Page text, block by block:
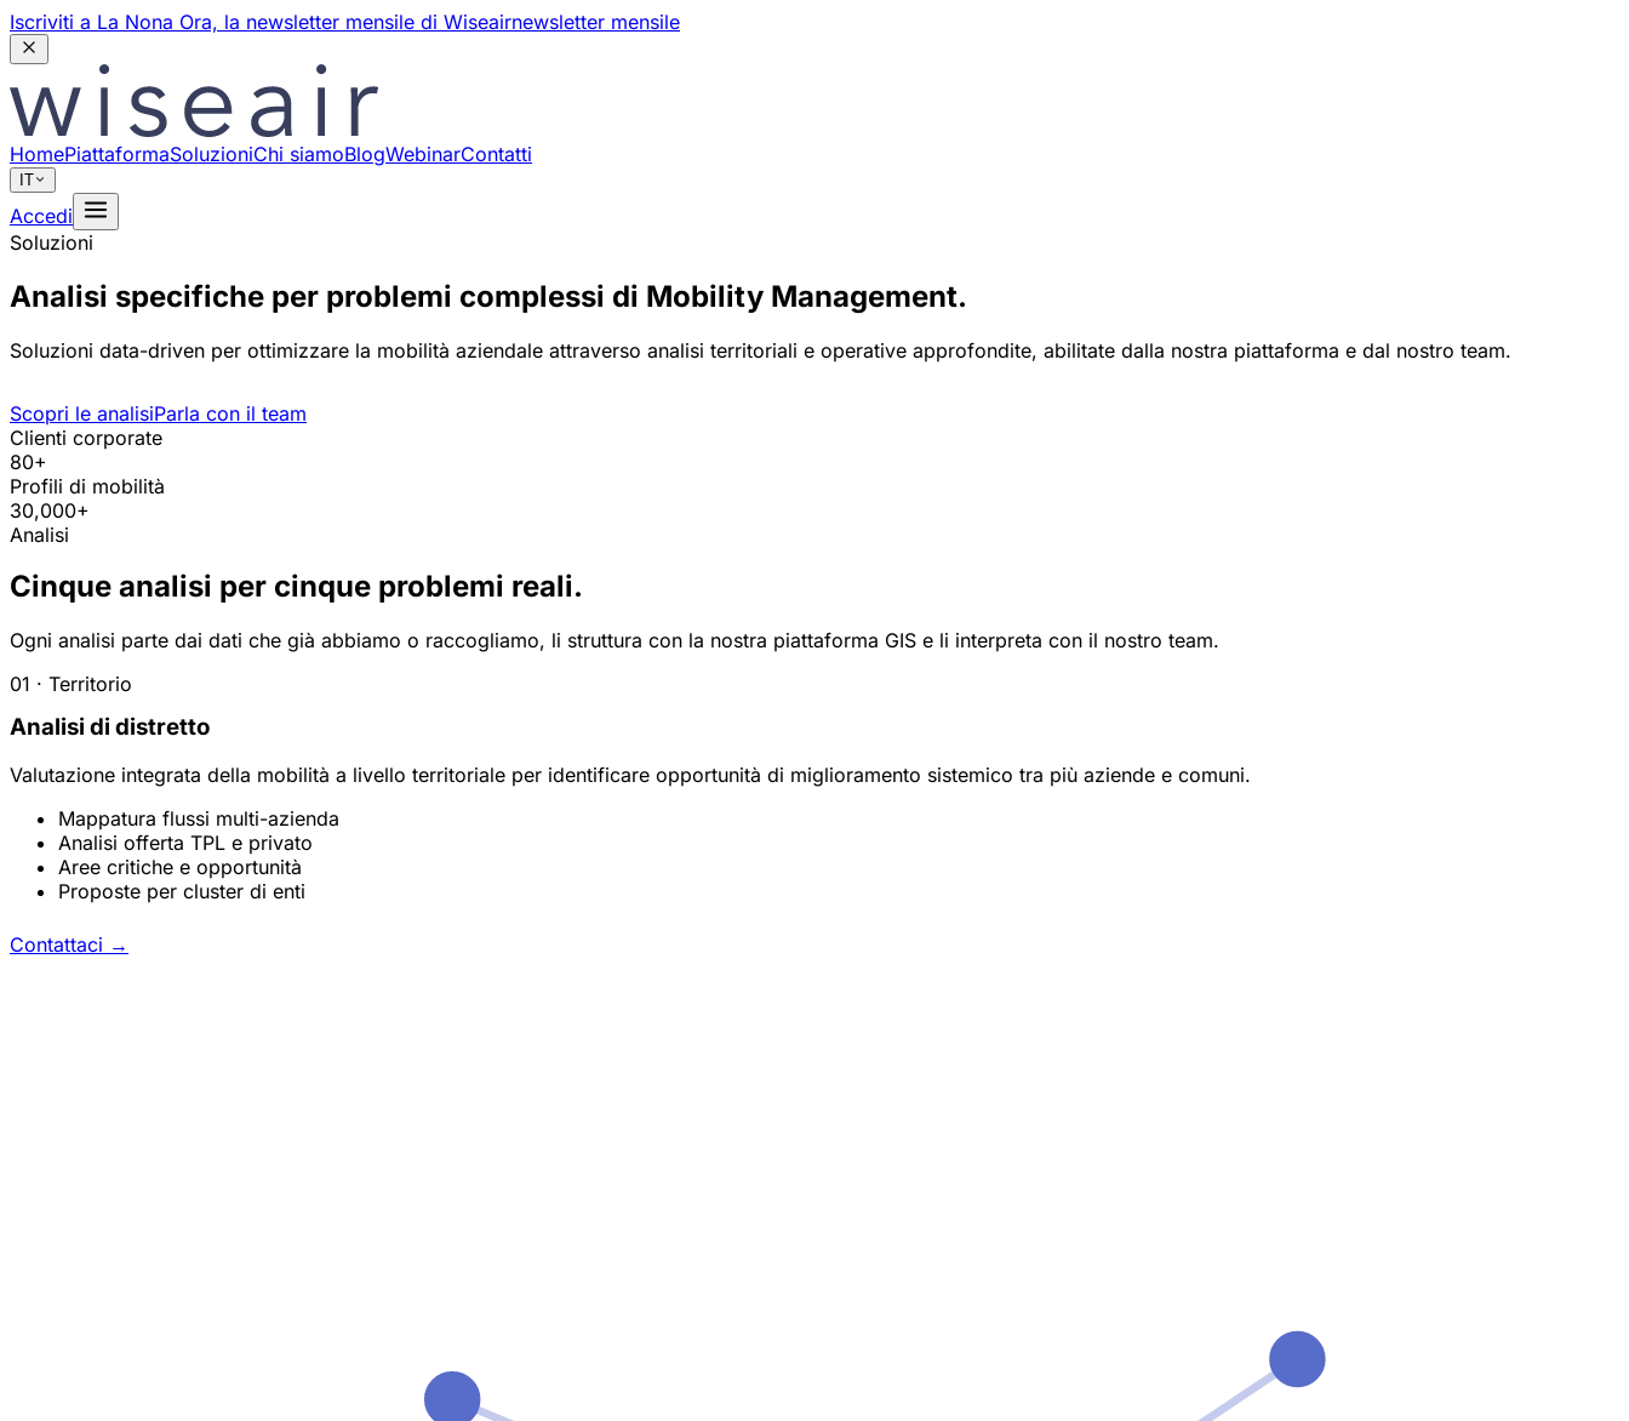
Iscriviti a La Nona Ora, la newsletter mensile di Wiseairnewsletter mensile
HomePiattaformaSoluzioniChi siamoBlogWebinarContatti
IT
Accedi
Soluzioni
Analisi specifiche per problemi complessi di Mobility Management.
Soluzioni data-driven per ottimizzare la mobilità aziendale attraverso analisi territoriali e operative approfondite, abilitate dalla nostra piattaforma e dal nostro team.
Scopri le analisiParla con il team
Clienti corporate
80+
Profili di mobilità
30,000+
Analisi
Cinque analisi per cinque problemi reali.
Ogni analisi parte dai dati che già abbiamo o raccogliamo, li struttura con la nostra piattaforma GIS e li interpreta con il nostro team.
01 · Territorio
Analisi di distretto
Valutazione integrata della mobilità a livello territoriale per identificare opportunità di miglioramento sistemico tra più aziende e comuni.
Mappatura flussi multi-azienda
Analisi offerta TPL e privato
Aree critiche e opportunità
Proposte per cluster di enti
Contattaci →